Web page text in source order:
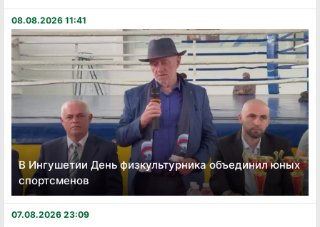
08.08.2026 11:41
В Ингушетии День физкультурника объединил юных
спортсменов
07.08.2026 23:09